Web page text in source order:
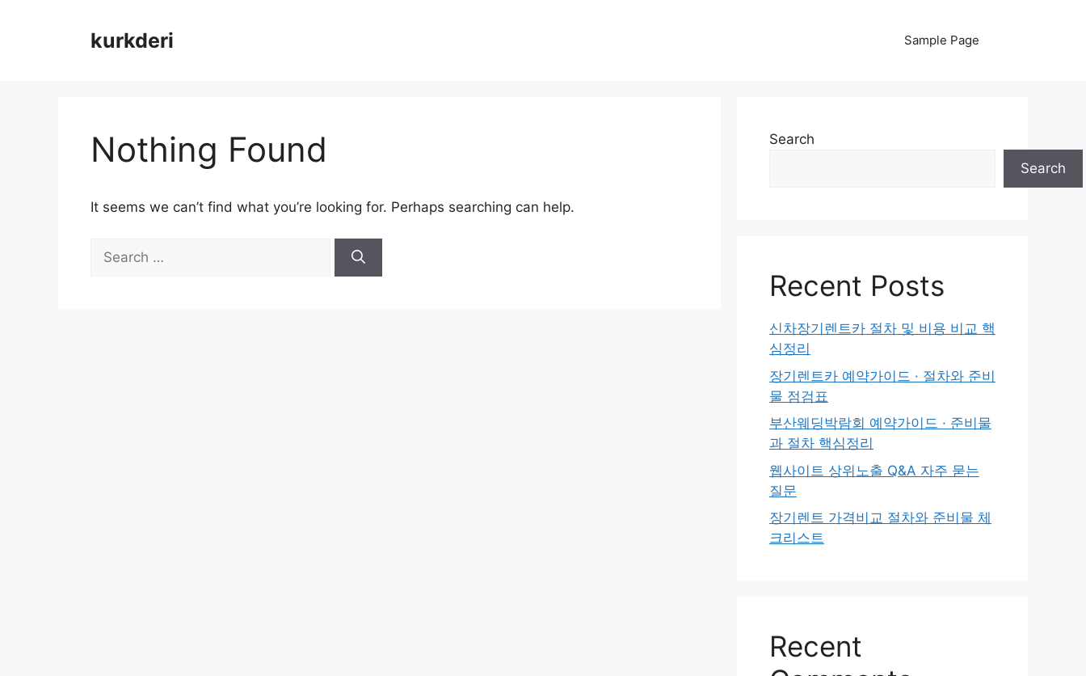
kurkderi Sample Page
Nothing Found
It seems we can’t find what you’re looking for. Perhaps searching can help.
for:
Search
Search
Recent Posts
신차장기렌트카 절차 및 비용 비교 핵
심정리
장기렌트카 예약가이드 · 절차와 준비
물 점검표
부산웨딩박람회 예약가이드 · 준비물
과 절차 핵심정리
웹사이트 상위노출 Q&A 자주 묻는
질문
장기렌트 가격비교 절차와 준비물 체
크리스트
Recent